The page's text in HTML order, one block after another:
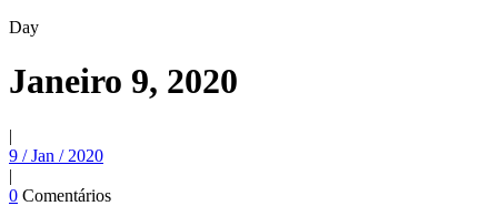
Day
Janeiro 9, 2020
|
9 / Jan / 2020
|
0 Comentários